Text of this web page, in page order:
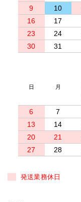
9
10
16
17
23
24
30
31
日 月
6
7
13
14
20
21
27
28
発送業務休日